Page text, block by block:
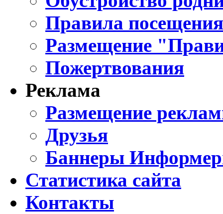
Правила
Размещение
Пожертвования
Реклама
Размещение
Друзья
Баннеры
Статистика сайта
Контакты